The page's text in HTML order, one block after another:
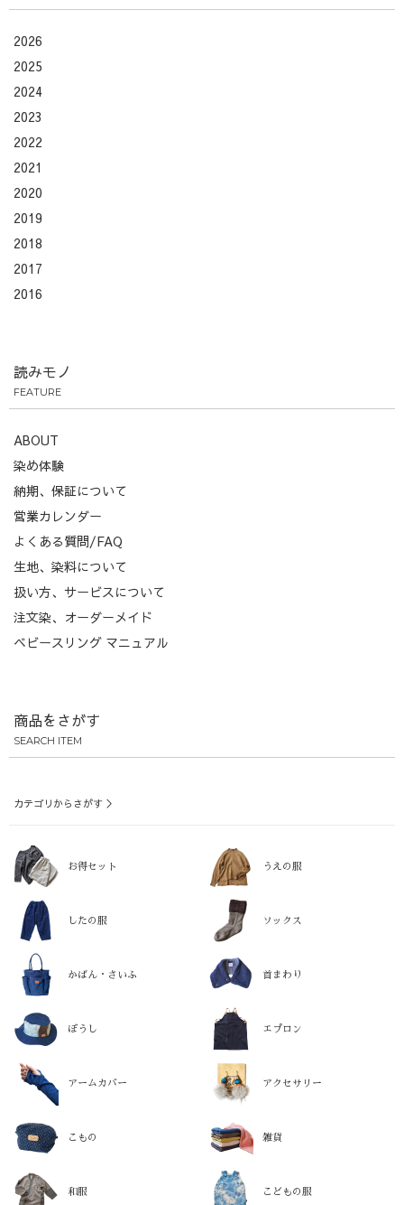
2026
2025
2024
2023
2022
2021
2020
2019
2018
2017
2016
読みモノ
FEATURE
ABOUT
染め体験
納期、保証について
営業カレンダー
よくある質問/FAQ
生地、染料について
扱い方、サービスについて
注文染、オーダーメイド
ベビースリング マニュアル
商品をさがす
SEARCH ITEM
カテゴリからさがす ＞
お得セット うえの服
したの服 ソックス
かばん・さいふ 首まわり
ぼうし エプロン
アームカバー アクセサリー
こもの 雑貨
和服 こどもの服